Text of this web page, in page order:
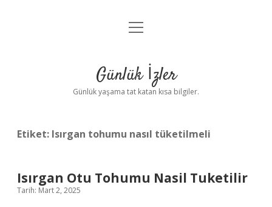
Anasayfa
Yasal Uyarı
menüyü
Günlük İzler
Günlük yaşama tat katan kısa bilgiler.
Etiket: Isırgan tohumu nasıl tüketilmeli
Isırgan Otu Tohumu Nasil Tuketilir
Tarih: Mart 2, 2025